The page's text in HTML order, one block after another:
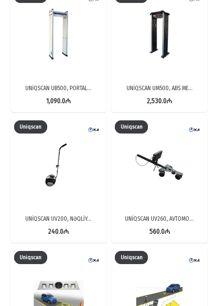
UNİQSCAN UB500, PORTAL…
1,090.0₼
UNİQSCAN UM500, ABS ME…
2,530.0₼
Uniqscan
UNİQSCAN UV200, NƏQLİY…
240.0₼
Uniqscan
UNİQSCAN UV260, AVTOMO…
560.0₼
Uniqscan Uniqscan